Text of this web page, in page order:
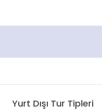
Yurt Dışı Tur Tipleri